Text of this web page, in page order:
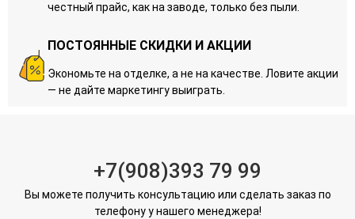
честный прайс, как на заводе, только без пыли.
ПОСТОЯННЫЕ СКИДКИ И АКЦИИ
Экономьте на отделке, а не на качестве. Ловите акции
— не дайте маркетингу выиграть.
+7(908)393 79 99
Вы можете получить консультацию или сделать заказ по
телефону у нашего менеджера!